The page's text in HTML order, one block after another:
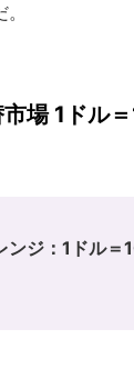
場 1ドル
ンジ：1ドル